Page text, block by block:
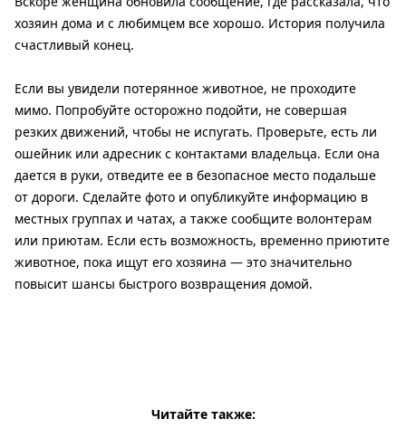
хозяин дома и с любимцем все хорошо. История получила
счастливый конец.
Если вы увидели потерянное животное, не проходите
мимо. Попробуйте осторожно подойти, не совершая
резких движений, чтобы не испугать. Проверьте, есть ли
ошейник или адресник с контактами владельца. Если она
дается в руки, отведите ее в безопасное место подальше
от дороги. Сделайте фото и опубликуйте информацию в
местных группах и чатах, а также сообщите волонтерам
или приютам. Если есть возможность, временно приютите
животное, пока ищут его хозяина — это значительно
повысит шансы быстрого возвращения домой.
Читайте также: